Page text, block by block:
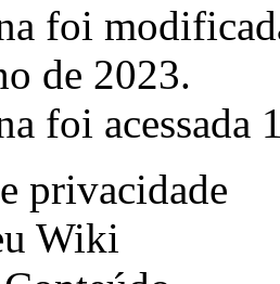
foi
de 2023.
foi acessada
privacidade
Wiki